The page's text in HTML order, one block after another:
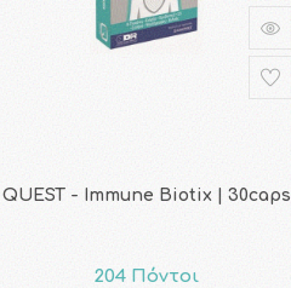
QUEST - Immune Biotix | 30caps
204 Πόντοι